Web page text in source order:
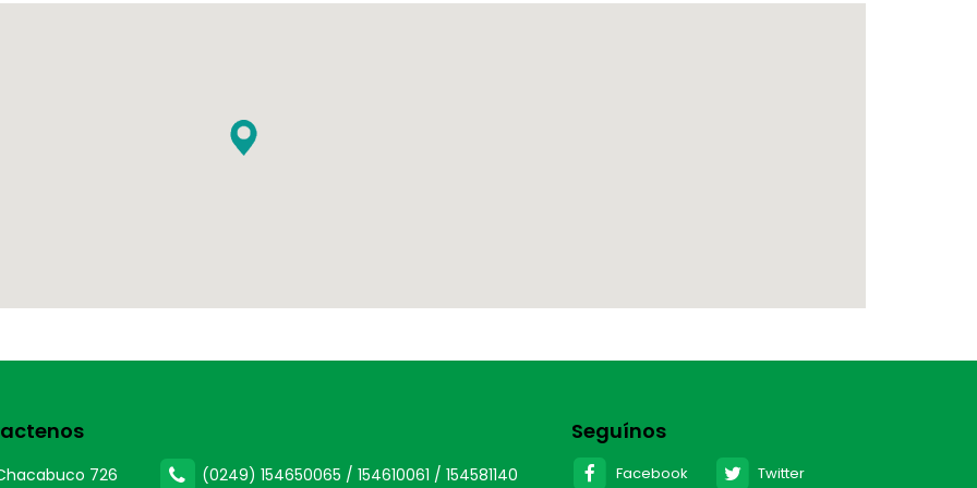
726 (0249) 154650065 / 154610061 / 154581140
Seguínos
Facebook Twitter